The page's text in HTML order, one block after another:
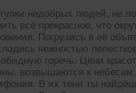
недобрых людей, не
всё прекрасное, что
Погрузись в её
нежностью
горечь. Цени
возвышаются к
В их тени ты